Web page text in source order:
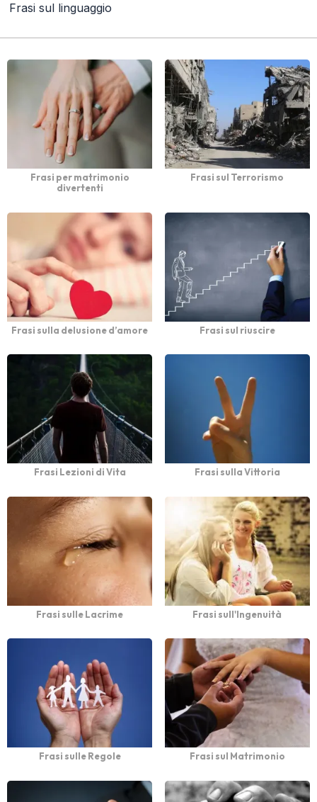
Frasi sul linguaggio
Frasi per matrimonio
divertenti
Frasi sul Terrorismo
Frasi sulla delusione d’amore Frasi sul riuscire
Frasi Lezioni di Vita Frasi sulla Vittoria
Frasi sulle Lacrime Frasi sull'Ingenuità
Frasi sulle Regole Frasi sul Matrimonio